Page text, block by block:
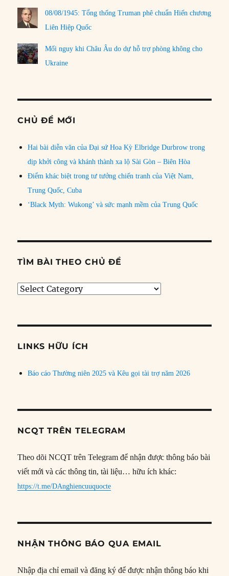
08/08/1945: Tổng thống Truman phê chuẩn Hiến chương
Liên Hiệp Quốc
Mối nguy khi Châu Âu do dự hỗ trợ phòng không cho
Ukraine
CHỦ ĐỀ MỚI
Hai bài diễn văn của Đại sứ Hoa Kỳ Elbridge Durbrow trong
dịp khởi công và khánh thành xa lộ Sài Gòn – Biên Hòa
Điểm khác biệt trong tư tưởng chiến tranh của Việt Nam,
Trung Quốc, Cuba
‘Black Myth: Wukong’ và sức mạnh mềm của Trung Quốc
TÌM BÀI THEO CHỦ ĐỀ
Tìm
đề
LINKS HỮU ÍCH
Báo cáo Thường niên 2025 và Kêu gọi tài trợ năm 2026
NCQT TRÊN TELEGRAM
Theo dõi NCQT trên Telegram để nhận được thông báo bài
viết mới và các thông tin, tài liệu… hữu ích khác:
https://t.me/DAnghiencuuquocte
NHẬN THÔNG BÁO QUA EMAIL
Nhập địa chỉ email và đăng ký để được nhận thông báo khi